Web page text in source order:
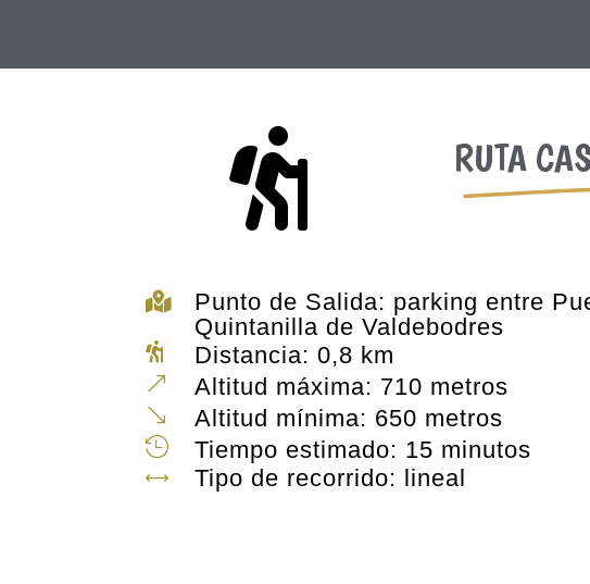
 RUTA

Punto de Salida: parking entre
Quintanilla de Valdebodres
 Distancia: 0,8 km
& Altitud máxima: 710 metros
' Altitud mínima: 650 metros
 Tiempo estimado: 15 minutos
, Tipo de recorrido: lineal